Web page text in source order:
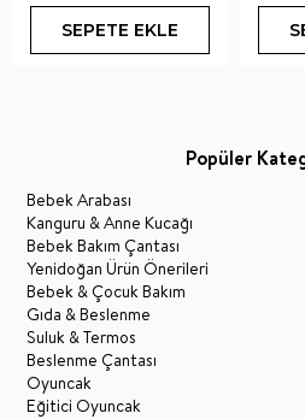
SEPETE EKLE
Popüler
Bebek Arabası
Kanguru & Anne Kucağı
Bebek Bakım Çantası
Yenidoğan Ürün Önerileri
Bebek & Çocuk Bakım
Gıda & Beslenme
Suluk & Termos
Beslenme Çantası
Oyuncak
Eğitici Oyuncak